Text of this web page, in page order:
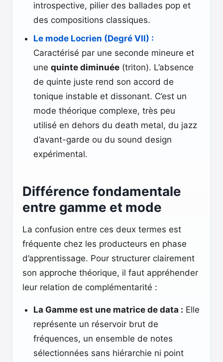
introspective, pilier des ballades pop et
des compositions classiques.
Le mode Locrien (Degré VII) :
Caractérisé par une seconde mineure et
une quinte diminuée (triton). L’absence
de quinte juste rend son accord de
tonique instable et dissonant. C’est un
mode théorique complexe, très peu
utilisé en dehors du death metal, du jazz
d’avant-garde ou du sound design
expérimental.
Différence fondamentale
entre gamme et mode
La confusion entre ces deux termes est
fréquente chez les producteurs en phase
d’apprentissage. Pour structurer clairement
son approche théorique, il faut appréhender
leur relation de complémentarité :
La Gamme est une matrice de data : Elle
représente un réservoir brut de
fréquences, un ensemble de notes
sélectionnées sans hiérarchie ni point